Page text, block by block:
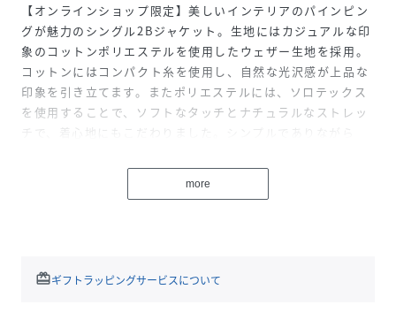
【オンラインショップ限定】美しいインテリアのパインピン
グが魅力のシングル2Bジャケット。生地にはカジュアルな印
象のコットンポリエステルを使用したウェザー生地を採用。
コットンにはコンパクト糸を使用し、自然な光沢感が上品な
印象を引き立てます。またポリエステルには、ソロテックス
を使用することで、ソフトなタッチとナチュラルなストレッ
チで、着心地にもこだわりました。シンプルでありながら
リー感をプラス。軽やかなアンコン仕立てにより、カジュア
ルスタイルにも最適な万能ジャケットです。中国製
more
redeemギフトラッピングサービスについて